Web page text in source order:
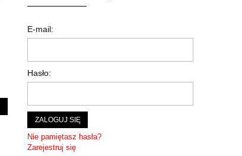
E-mail:
Hasło:
ZALOGUJ SIĘ
Nie pamiętasz hasła?
Zarejestruj się